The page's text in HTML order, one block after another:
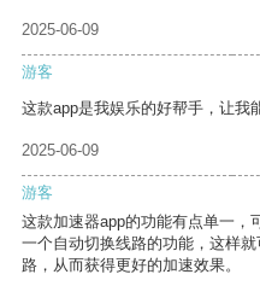
2025-06-09
游客
这款app是我娱乐的好帮手，让我
2025-06-09
游客
这款加速器app的功能有点单一，
一个自动切换线路的功能，这样
路，从而获得更好的加速效果。